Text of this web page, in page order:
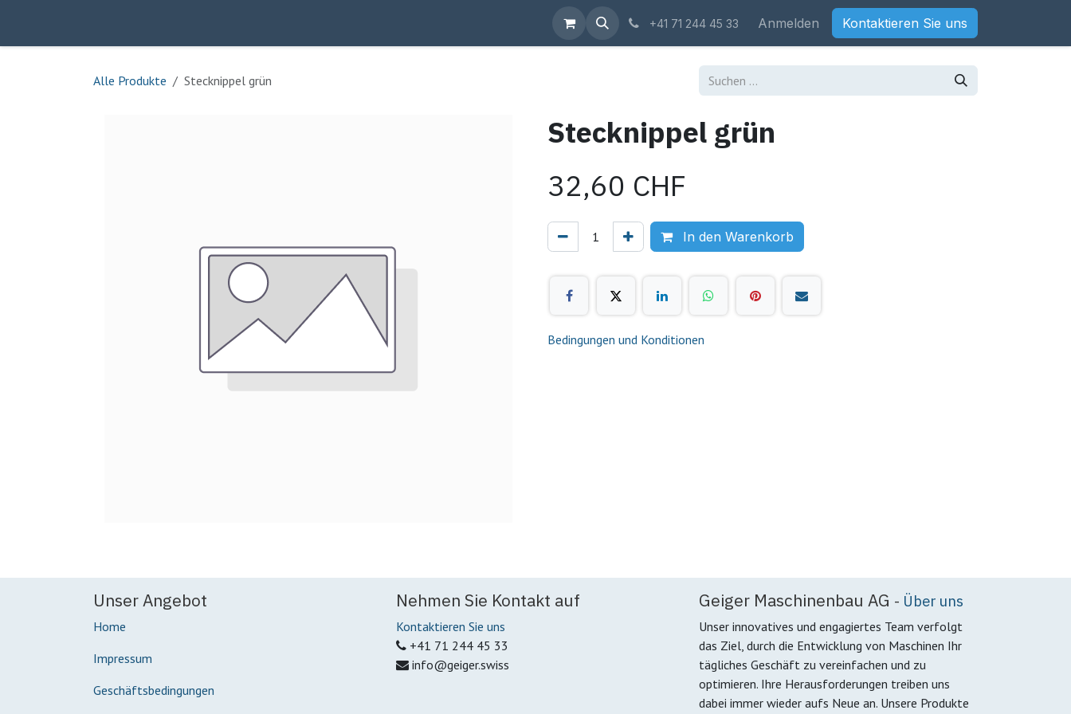
+41 71 244 45 33 Anmelden Kontaktieren Sie uns
Alle Produkte Stecknippel grün
Stecknippel grün
32,60 CHF
In den Warenkorb
Bedingungen und Konditionen
Unser Angebot
Home
Impressum
Geschäftsbedingungen
Nehmen Sie Kontakt auf
Kontaktieren Sie uns
+41 71 244 45 33
info@geiger.swiss
Geiger Maschinenbau AG - Über uns
Unser innovatives und engagiertes Team verfolgt
das Ziel, durch die Entwicklung von Maschinen Ihr
tägliches Geschäft zu vereinfachen und zu
optimieren. Ihre Herausforderungen treiben uns
dabei immer wieder aufs Neue an. Unsere Produkte